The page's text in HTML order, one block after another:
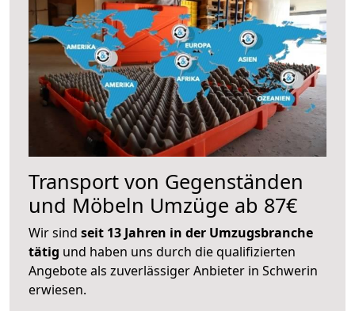
Transport von Gegenständen
und Möbeln Umzüge ab 87€
Wir sind seit 13 Jahren in der Umzugsbranche
tätig und haben uns durch die qualifizierten
Angebote als zuverlässiger Anbieter in Schwerin
erwiesen.